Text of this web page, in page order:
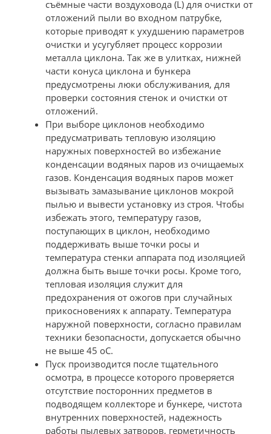
съёмные части воздуховода (L) для очистки от
отложений пыли во входном патрубке,
которые приводят к ухудшению параметров
очистки и усугубляет процесс коррозии
металла циклона. Так же в улитках, нижней
части конуса циклона и бункера
предусмотрены люки обслуживания, для
проверки состояния стенок и очистки от
отложений.
При выборе циклонов необходимо
предусматривать тепловую изоляцию
наружных поверхностей во избежание
конденсации водяных паров из очищаемых
газов. Конденсация водяных паров может
вызывать замазывание циклонов мокрой
пылью и вывести установку из строя. Чтобы
избежать этого, температуру газов,
поступающих в циклон, необходимо
поддерживать выше точки росы и
температура стенки аппарата под изоляцией
должна быть выше точки росы. Кроме того,
тепловая изоляция служит для
предохранения от ожогов при случайных
прикосновениях к аппарату. Температура
наружной поверхности, согласно правилам
техники безопасности, допускается обычно
не выше 45 оС.
Пуск производится после тщательного
осмотра, в процессе которого проверяется
отсутствие посторонних предметов в
подводящем коллекторе и бункере, чистота
внутренних поверхностей, надежность
работы пылевых затворов, герметичность